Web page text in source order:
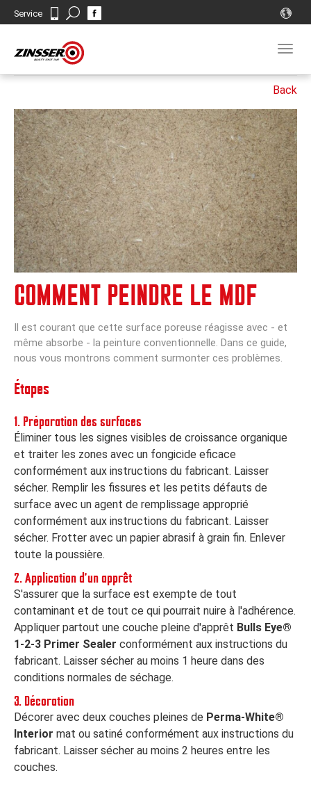
Service ContactSearch
COMMENT PEINDRE LE MDF
Il est courant que cette surface poreuse réagisse avec - et
même absorbe - la peinture conventionnelle. Dans ce guide,
nous vous montrons comment surmonter ces problèmes.
Étapes
1. Préparation des surfaces
Éliminer tous les signes visibles de croissance organique
et traiter les zones avec un fongicide eficace
conformément aux instructions du fabricant. Laisser
sécher. Remplir les fissures et les petits défauts de
surface avec un agent de remplissage approprié
conformément aux instructions du fabricant. Laisser
sécher. Frotter avec un papier abrasif à grain fin. Enlever
toute la poussière.
2. Application d'un apprêt
S'assurer que la surface est exempte de tout
contaminant et de tout ce qui pourrait nuire à l'adhérence.
Appliquer partout une couche pleine d'apprêt Bulls Eye®
1-2-3 Primer Sealer conformément aux instructions du
fabricant. Laisser sécher au moins 1 heure dans des
conditions normales de séchage.
3. Décoration
Décorer avec deux couches pleines de Perma-White®
Interior mat ou satiné conformément aux instructions du
fabricant. Laisser sécher au moins 2 heures entre les
couches.